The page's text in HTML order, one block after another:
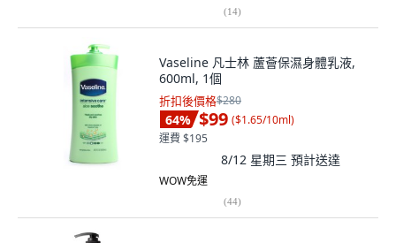
(14)
Vaseline 凡士林 蘆薈保濕身體乳液,
600ml, 1個
折扣後價格$280
64% $99 ($1.65/10ml)
運費 $195
8/12 星期三 預計送達
WOW免運
(44)